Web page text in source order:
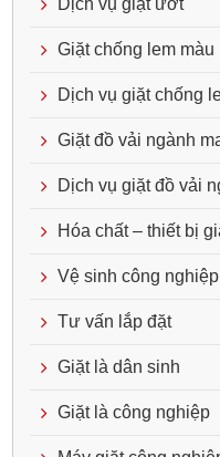
Giặt chống lem màu
Dịch vụ giặt chống
Giặt đồ vải ngành
Dịch vụ giặt đồ vải
Hóa chất – thiết bị
Vệ sinh công nghiệp
Tư vấn lắp đặt
Giặt là dân sinh
Giặt là công nghiệp